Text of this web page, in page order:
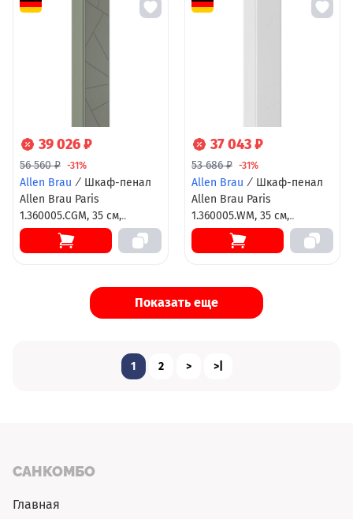
39 026 ₽
56 560 ₽ -31%
Allen Brau / Шкаф-пенал
Allen Brau Paris
1.360005.CGM, 35 см,
подвесной, олива матовый
37 043 ₽
53 686 ₽ -31%
Allen Brau / Шкаф-пенал
Allen Brau Paris
1.360005.WM, 35 см,
подвесной, белый
матовый
Показать еще
1 2 > >|
САНКОМБО
Главная